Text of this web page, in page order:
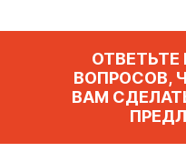
ВОПРОСОВ,
ВАМ